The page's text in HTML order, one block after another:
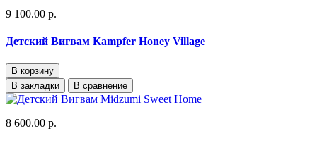
9 100.00 р.
Детский Вигвам Kampfer Honey Village
В корзину
В закладки
В сравнение
8 600.00 р.